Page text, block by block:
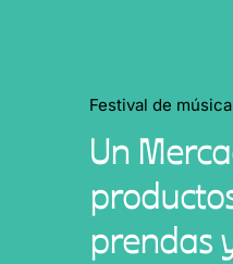
Festival de
Un
prendas